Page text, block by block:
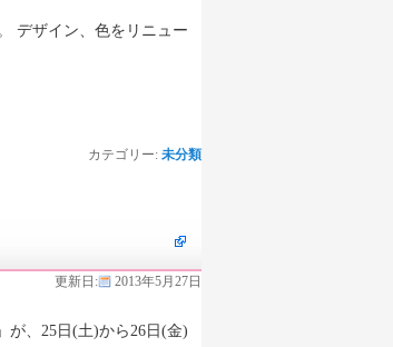
ザイン、色をリニュー
カテゴリー: 未分類
更新日: 2013年5月27日
、25日(土)から26日(金)